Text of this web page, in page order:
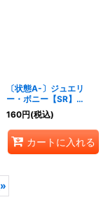
〔状態A-〕ジュエリ
ー・ボニー【SR】
{OP07-026}
160円(税込)
カートに入れる
»